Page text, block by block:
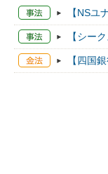
【NS
【シー
【四国